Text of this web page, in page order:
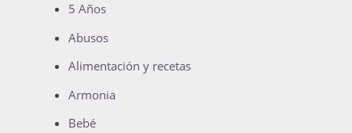
5 Años
Abusos
Alimentación y recetas
Armonia
Bebé